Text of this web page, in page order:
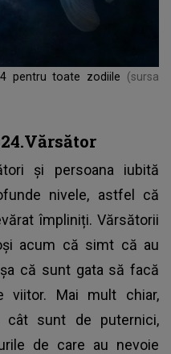
pentru toate zodiile
(sursa
și persoana iubită
nivele, astfel că
împliniți. Vărsătorii
acum că simt că au
că sunt gata să facă
viitor. Mai mult chiar,
sunt de puternici,
de care au nevoie